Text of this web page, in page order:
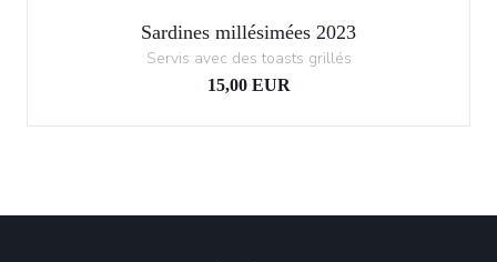
Sardines millésimées 2023
Servis avec des toasts grillés
15,00 EUR